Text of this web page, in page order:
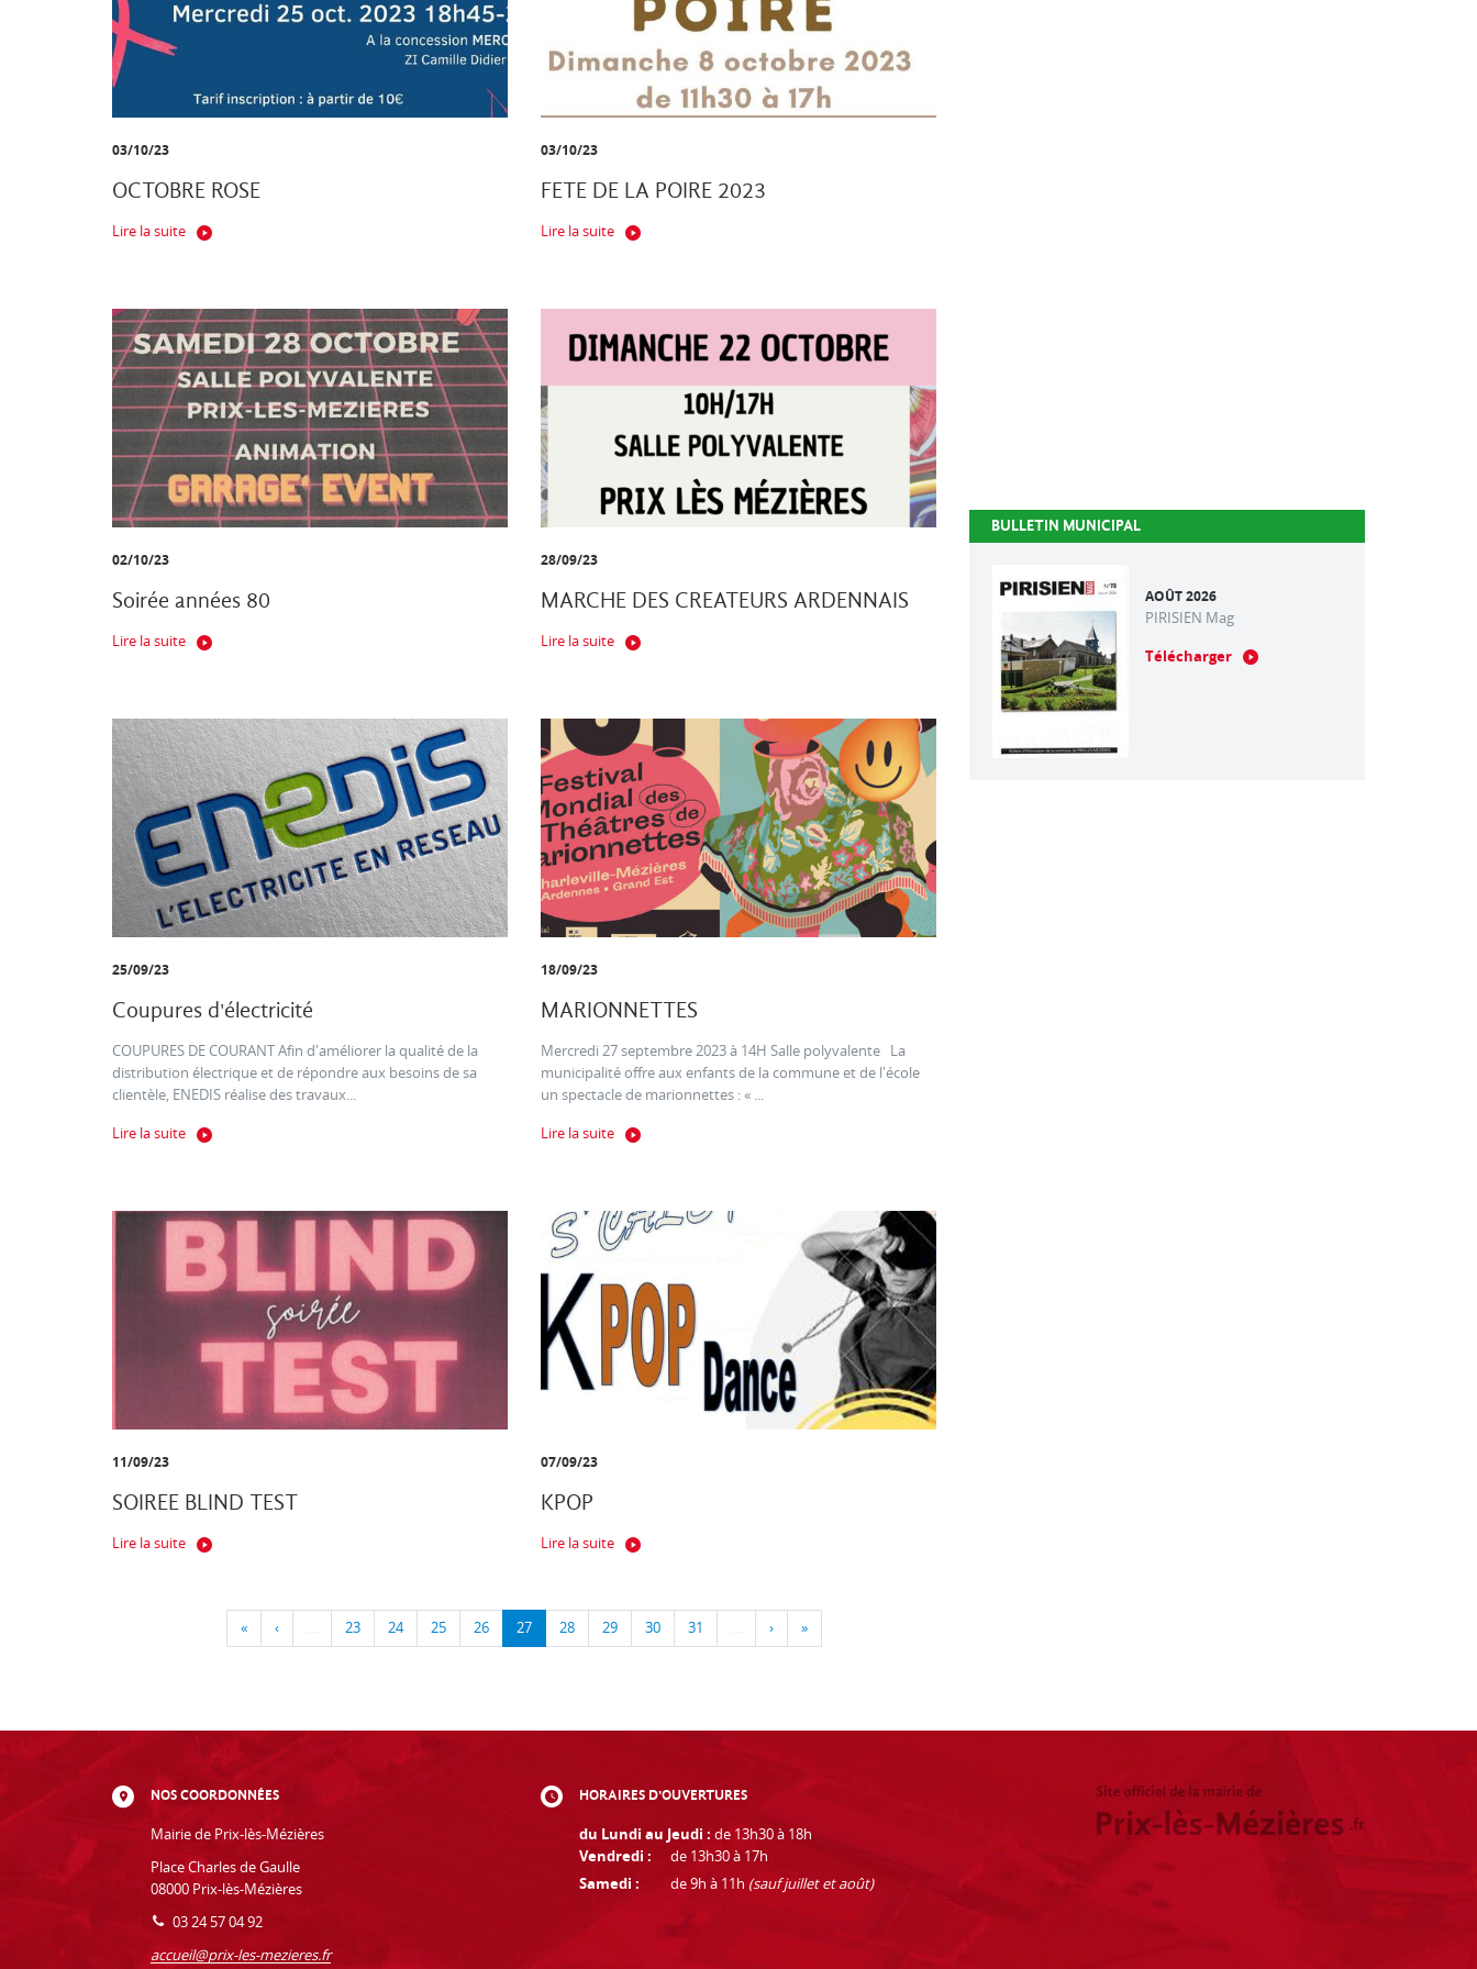
03/10/23
OCTOBRE ROSE
Lire la suite
03/10/23
FETE DE LA POIRE 2023
Lire la suite
02/10/23
Soirée années 80
Lire la suite
28/09/23
MARCHE DES CREATEURS ARDENNAIS
Lire la suite
25/09/23
Coupures d'électricité
COUPURES DE COURANT Afin d'améliorer la qualité de la
distribution électrique et de répondre aux besoins de sa
clientèle, ENEDIS réalise des travaux...
Lire la suite
18/09/23
MARIONNETTES
Mercredi 27 septembre 2023 à 14H Salle polyvalente La
municipalité offre aux enfants de la commune et de l'école
un spectacle de marionnettes : « ...
Lire la suite
11/09/23
SOIREE BLIND TEST
Lire la suite
07/09/23
KPOP
Lire la suite
« ‹ … 23 24 25 26 27 28 29 30 31 … › »
BULLETIN MUNICIPAL
AOÛT 2026
PIRISIEN Mag
Télécharger
NOS COORDONNÉES
Mairie de Prix-lès-Mézières
Place Charles de Gaulle
08000 Prix-lès-Mézières
03 24 57 04 92
accueil@prix-les-mezieres.fr
HORAIRES D'OUVERTURES
du Lundi au Jeudi : de 13h30 à 18h
Vendredi :
de 13h30 à 17h
Samedi :
de 9h à 11h (sauf juillet et août)